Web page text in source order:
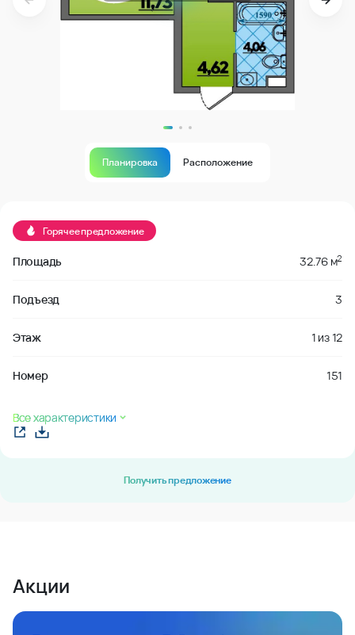
Планировка Расположение
Горячее предложение
Площадь 32.76 м2
Подъезд 3
Этаж 1 из12
Номер 151
Все характеристики
Получить предложение
Акции